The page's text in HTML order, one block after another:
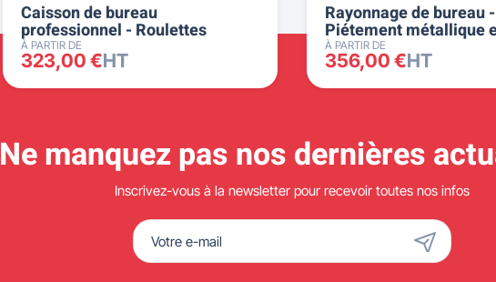
Caisson de bureau
professionnel - Roulettes
À PARTIR DE
323,00 €HT
Rayonnage de bureau -
Piétement métallique
étagères droites
À PARTIR DE
356,00 €HT
Ne manquez pas nos dernières
Inscrivez-vous à la newsletter pour recevoir toutes nos infos